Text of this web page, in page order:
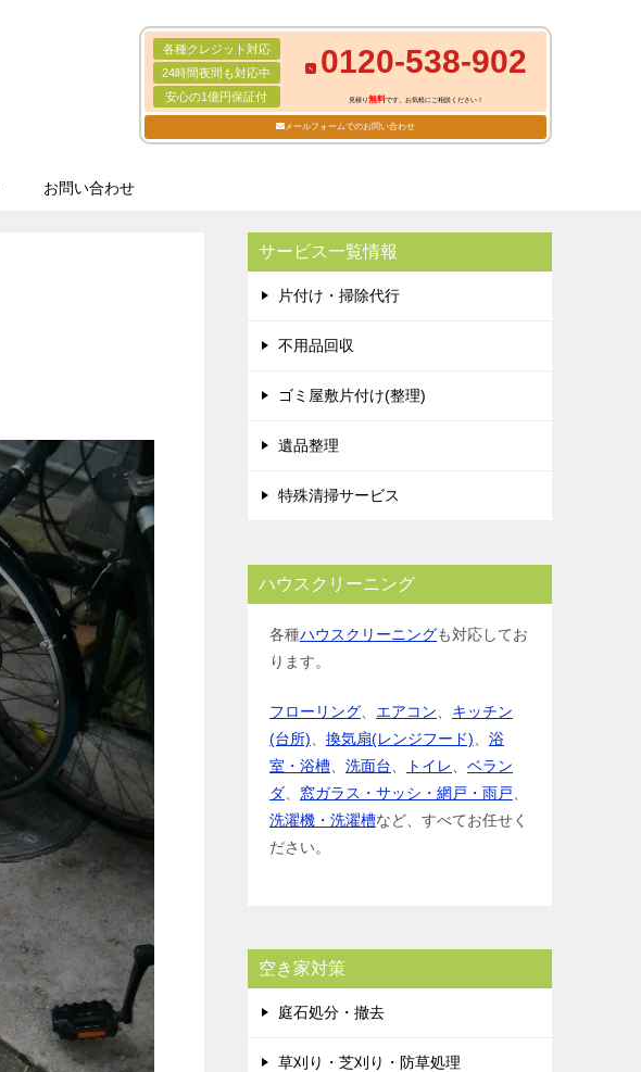
各種クレジット対応
24時間夜間も対応中
安心の1億円保証付
0120-538-902
見積り無料です。お気軽にご相談ください！
メールフォームでのお問い合わせ
お問い合わせ
サービス一覧情報
片付け・掃除代行
不用品回収
ゴミ屋敷片付け(整理)
遺品整理
特殊清掃サービス
ハウスクリーニング
各種ハウスクリーニングも対応してお
ります。
フローリング エアコン
キッチン
(台所)
換気扇(レンジフード)
浴
室・浴槽
洗面台 トイレ
ベラン
ダ
窓ガラス・サッシ・網戸・雨戸
洗濯機・洗濯槽など、すべてお任せく
ださい。
空き家対策
庭石処分・撤去
草刈り・芝刈り・防草処理